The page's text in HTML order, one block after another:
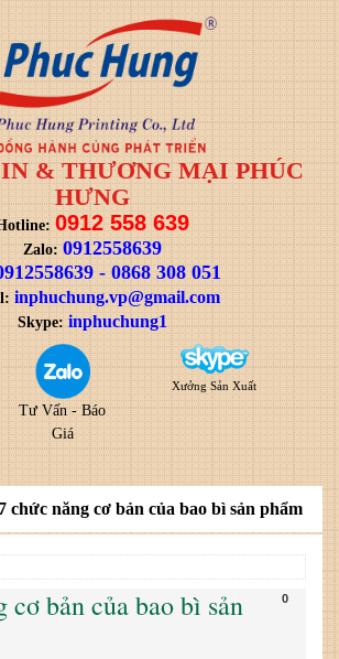
& THƯƠNG MẠI PHÚC
HƯNG
0912 558 639
Zalo: 0912558639
-0868 308 051
inphuchung.vp@gmail.com
Skype: inphuchung1
Tư Vấn - Báo
Giá
Xưởng Sản Xuất
7 chức năng cơ bản của bao bì sản phẩm
cơ bản của bao bì sản
0